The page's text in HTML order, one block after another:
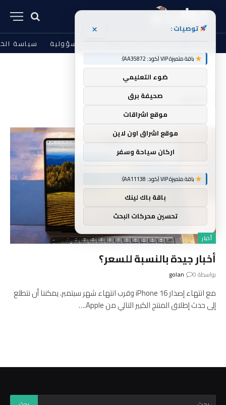
من نحن الشروط والأحكام إخلاء المسؤولية سياسة
الرئيسية » للسعر
أخبار
أخبار جيدة بالنسبة للسعر؟
بواسطة golan 0
مع انتهاء إصدار iPhone 16 وقرب انتهاء شهر سبتمبر، يمكننا أن نتطلع
إلى حدث إطلاق المنتج الكبير التالي من Apple.…
توصيات : ×
باقة متميزة VIP (كود: AA35872):
ضوء التعليمي
صحيفة برق
موقع اشراقات
موقع اشراق اون لاين
اركان سياحة وسفر
باقة متميزة VIP (كود: AA11138):
باقة باك لينك
تحسين محركات البحث